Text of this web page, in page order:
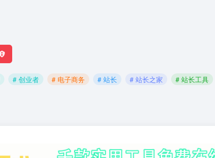
# 创业者 # 电子商务 # 站长 # 站长之家 # 站长工具